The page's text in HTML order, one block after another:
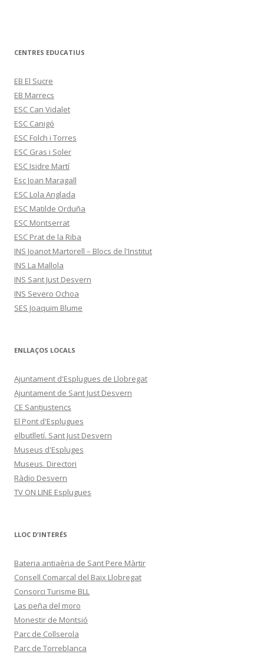
CENTRES EDUCATIUS
EB El Sucre
EB Marrecs
ESC Can Vidalet
ESC Canigó
ESC Folch i Torres
ESC Gras i Soler
ESC Isidre Martí
Esc Joan Maragall
ESC Lola Anglada
ESC Matilde Orduña
ESC Montserrat
ESC Prat de la Riba
INS Joanot Martorell – Blocs de l'Institut
INS La Mallola
INS Sant Just Desvern
INS Severo Ochoa
SES Joaquim Blume
ENLLAÇOS LOCALS
Ajuntament d'Esplugues de Llobregat
Ajuntament de Sant Just Desvern
CE Santjustencs
El Pont d'Esplugues
elbutlletí. Sant Just Desvern
Museus d'Espluges
Museus. Directori
Ràdio Desvern
TV ON LINE Esplugues
LLOC D'INTERÉS
Bateria antiaèria de Sant Pere Màrtir
Consell Comarcal del Baix Llobregat
Consorci Turisme BLL
Las peña del moro
Monestir de Montsió
Parc de Collserola
Parc de Torreblanca